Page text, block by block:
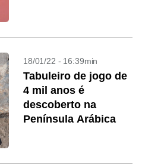
18/01/22 - 16:39min
Tabuleiro de jogo de
4 mil anos é
descoberto na
Península Arábica